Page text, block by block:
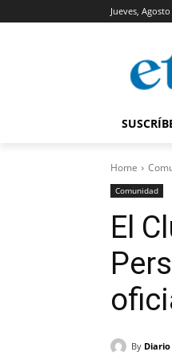
Jueves,
Home
Comunidad
El
By Diario